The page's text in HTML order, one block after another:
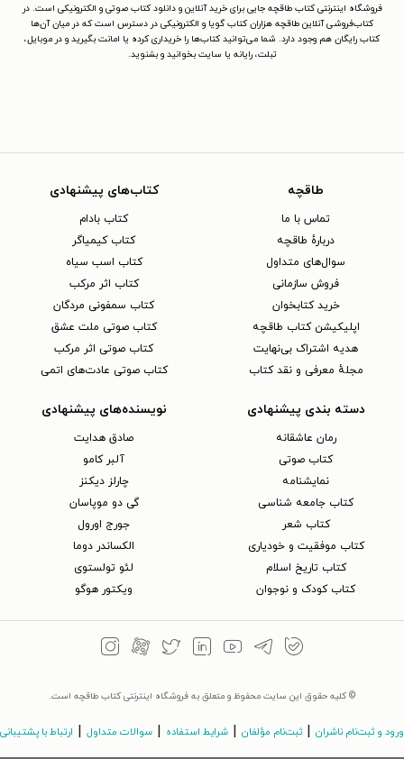
فروشگاه اینترنتی کتاب طاقچه جایی برای خرید آنلاین و دانلود کتاب صوتی و الکترونیکی است. در
کتاب‌فروشی آنلاین طاقچه هزاران کتاب گویا و الکترونیکی در دسترس است که در میان آن‌ها
کتاب رایگان هم وجود دارد. شما می‌توانید کتاب‌ها را خریداری کرده یا امانت بگیرید و در موبایل،
تبلت، رایانه یا سایت بخوانید و بشنوید.
طاقچه
تماس با ما
دربارهٔ طاقچه
سوال‌های متداول
فروش سازمانی
خرید کتابخوان
اپلیکیشن کتاب طاقچه
هدیه اشتراک بی‌نهایت
مجلهٔ معرفی و نقد کتاب
کتاب‌های پیشنهادی
کتاب بادام
کتاب کیمیاگر
کتاب اسب سیاه
کتاب اثر مرکب
کتاب سمفونی مردگان
کتاب صوتی ملت عشق
کتاب صوتی اثر مرکب
کتاب صوتی عادت‌های اتمی
دسته بندی پیشنهادی
رمان عاشقانه
کتاب‌ صوتی
نمایشنامه
کتاب جامعه شناسی
کتاب شعر
کتاب موفقیت و خودیاری
کتاب تاریخ اسلام
کتاب کودک و نوجوان
نویسنده‌های پیشنهادی
صادق هدایت
آلبر کامو
چارلز دیکنز
گی دو موپاسان
جورج اورول
الکساندر دوما
لئو تولستوی
ویکتور هوگو
© کلیه حقوق این سایت محفوظ و متعلق به فروشگاه اینترنتی کتاب طاقچه است.
ورود و ثبت‌نام ناشران ثبت‌نام مؤلفان شرایط استفاده سوالات متداول ارتباط با پشتیبانی